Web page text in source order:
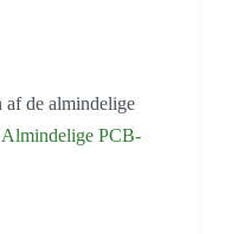
af de almindelige
Almindelige PCB-